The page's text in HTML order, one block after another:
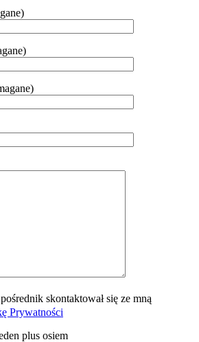
skontaktował się ze mną
Prywatności
plus osiem